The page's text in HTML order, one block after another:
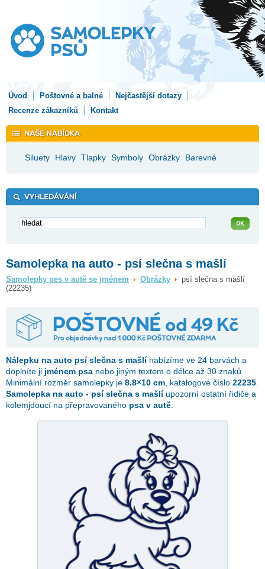
Úvod Poštovné a balné
Nejčastější dotazy
Recenze zákazníků
Kontakt
Siluety Hlavy Tlapky Symboly Obrázky Barevné
Samolepka na auto - psí slečna s mašlí
Samolepky pes v autě se jménem Obrázky
psí slečna s mašlí
(22235)
Nálepku na auto psí slečna s mašlínabízíme ve 24 barvách a
doplníte ji jménem psa nebo jiným textem o délce až 30 znaků.
Minimální rozměr samolepky je 8.8×10 cm , katalogové číslo 22235
Samolepka na auto - psí slečna s mašlíupozorní ostatní řidiče a
kolemjdoucí na přepravovaného psa v autě